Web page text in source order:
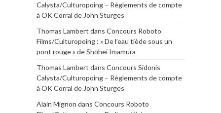
Calysta/Culturopoing – Règlements de compte
à OK Corral de John Sturges
Thomas Lambert dans Concours Roboto
Films/Culturopoing : « De l’eau tiède sous un
pont rouge » de Shōhei Imamura
Thomas Lambert dans Concours Sidonis
Calysta/Culturopoing – Règlements de compte
à OK Corral de John Sturges
Alain Mignon dans Concours Roboto